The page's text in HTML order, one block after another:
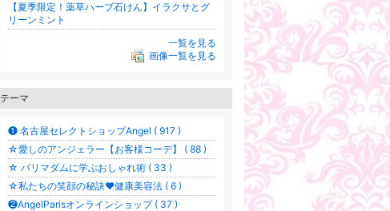
【夏季限定！薬草ハーブ石けん】イラクサとグ
リーンミント
一覧を見る
画像一覧を見る
テーマ
❶ 名古屋セレクトショップAngel ( 917 )
☆愛しのアンジェラー【お客様コーデ】 ( 88 )
☆ パリマダムに学ぶおしゃれ術 ( 33 )
☆私たちの笑顔の秘訣♥健康美容法 ( 6 )
❷AngelParisオンラインショップ ( 37 )